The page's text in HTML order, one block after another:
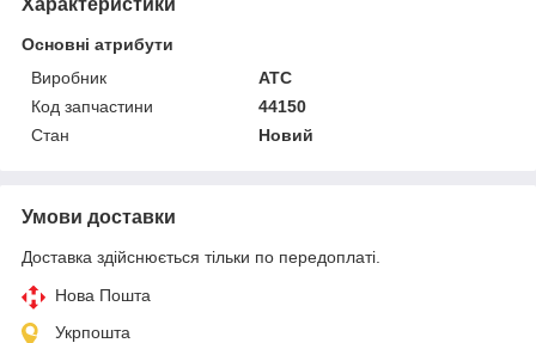
Основні атрибути
Виробник
ATC
Код запчастини
44150
Стан
Новий
Умови доставки
Доставка здійснюється тільки по передоплаті.
Нова Пошта
Укрпошта